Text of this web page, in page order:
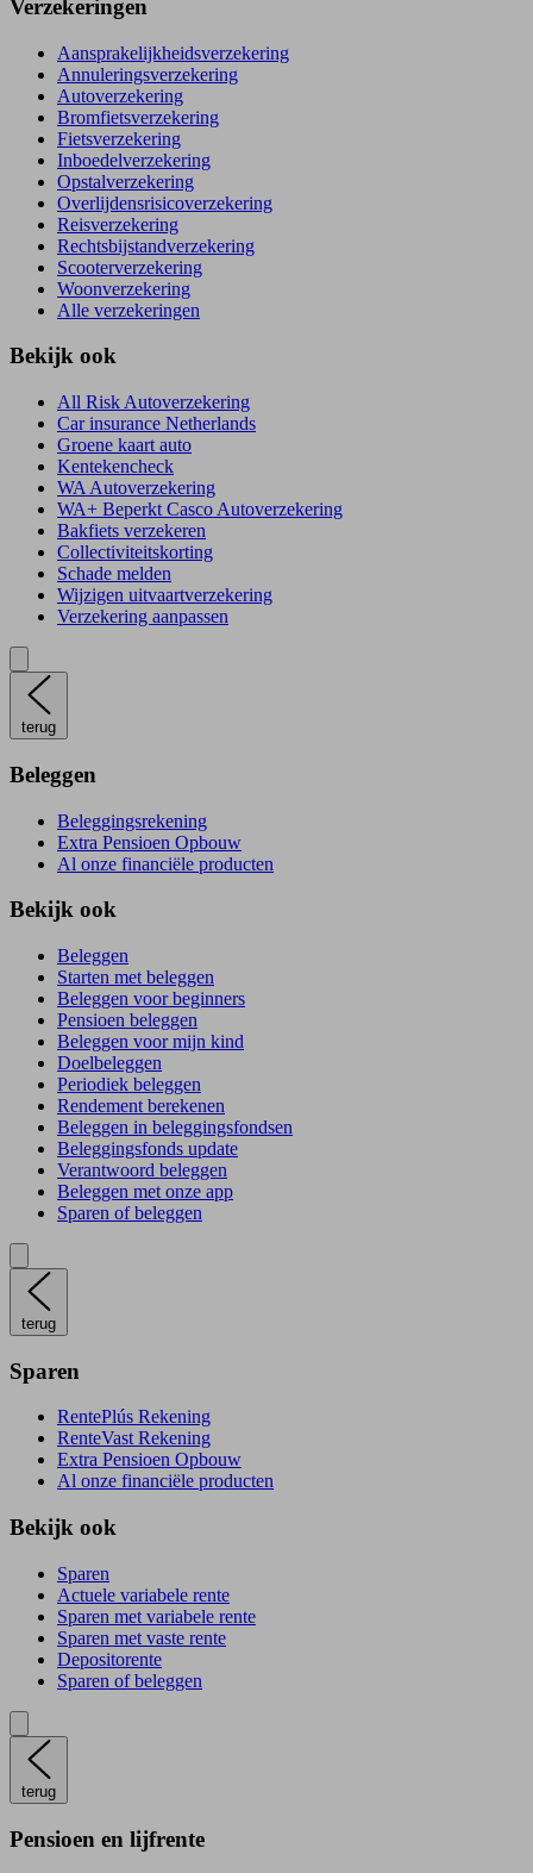
Verzekeringen
Aansprakelijkheidsverzekering
Annuleringsverzekering
Autoverzekering
Bromfietsverzekering
Fietsverzekering
Inboedelverzekering
Opstalverzekering
Overlijdensrisicoverzekering
Reisverzekering
Rechtsbijstandverzekering
Scooterverzekering
Woonverzekering
Alle verzekeringen
Bekijk ook
All Risk Autoverzekering
Car insurance Netherlands
Groene kaart auto
Kentekencheck
WA Autoverzekering
WA+ Beperkt Casco Autoverzekering
Bakfiets verzekeren
Collectiviteitskorting
Schade melden
Wijzigen uitvaartverzekering
Verzekering aanpassen
terug
Beleggen
Beleggingsrekening
Extra Pensioen Opbouw
Al onze financiële producten
Bekijk ook
Beleggen
Starten met beleggen
Beleggen voor beginners
Pensioen beleggen
Beleggen voor mijn kind
Doelbeleggen
Periodiek beleggen
Rendement berekenen
Beleggen in beleggingsfondsen
Beleggingsfonds update
Verantwoord beleggen
Beleggen met onze app
Sparen of beleggen
terug
Sparen
RentePlús Rekening
RenteVast Rekening
Extra Pensioen Opbouw
Al onze financiële producten
Bekijk ook
Sparen
Actuele variabele rente
Sparen met variabele rente
Sparen met vaste rente
Depositorente
Sparen of beleggen
terug
Pensioen en lijfrente